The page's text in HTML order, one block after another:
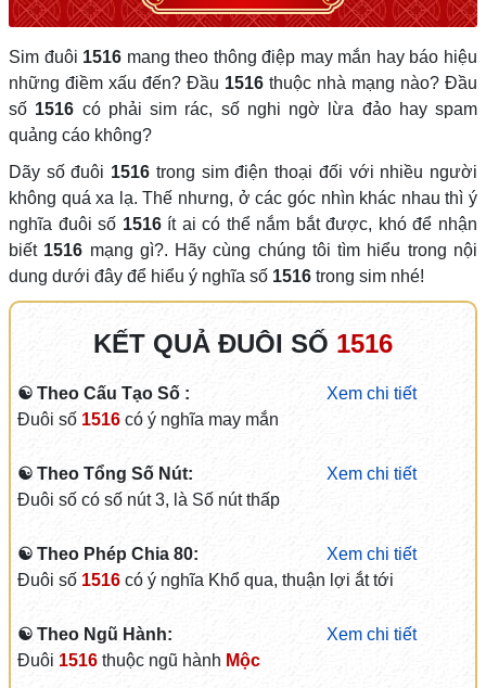
Sim đuôi 1516 mang theo thông điệp may mắn hay báo hiệu
những điềm xấu đến? Đầu 1516 thuộc nhà mạng nào? Đầu
số 1516 có phải sim rác, số nghi ngờ lừa đảo hay spam
quảng cáo không?
Dãy số đuôi 1516 trong sim điện thoại đối với nhiều người
không quá xa lạ. Thế nhưng, ở các góc nhìn khác nhau thì ý
nghĩa đuôi số 1516ít ai có thể nắm bắt được, khó để nhận
biết 1516 mạng gì?. Hãy cùng chúng tôi tìm hiểu trong nội
dung dưới đây để hiểu ý nghĩa số 1516 trong sim nhé!
KẾT QUẢ ĐUÔI SỐ 1516
☯ Theo Cấu Tạo Số :
Xem chi tiết
Đuôi số 1516có ý nghĩa may mắn
☯ Theo Tổng Số Nút:
Xem chi tiết
Đuôi số có số nút 3, là Số nút thấp
☯ Theo Phép Chia 80:
Xem chi tiết
Đuôi số 1516có ý nghĩa Khổ qua, thuận lợi ắt tới
☯ Theo Ngũ Hành:
Xem chi tiết
Đuôi 1516thuộc ngũ hành Mộc